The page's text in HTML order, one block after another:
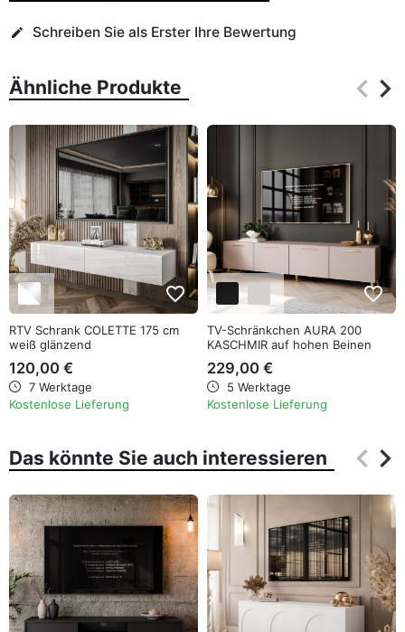
edit Schreiben Sie als Erster Ihre Bewertung
Ähnliche Produkte keyboard_arrow_left
keyboard_arrow_right
favorite_border
RTV Schrank COLETTE 175 cm
weiß glänzend
120,00 €
7 Werktage
Kostenlose Lieferung
favorite_border
TV-Schränkchen AURA 200
KASCHMIR auf hohen Beinen
229,00 €
5 Werktage
Kostenlose Lieferung
Das könnte Sie auch interessieren keyboard_arrow_left
keyboard_arrow_right